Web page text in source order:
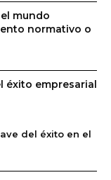
mundo
normativo o
éxito empresarial
del éxito en el